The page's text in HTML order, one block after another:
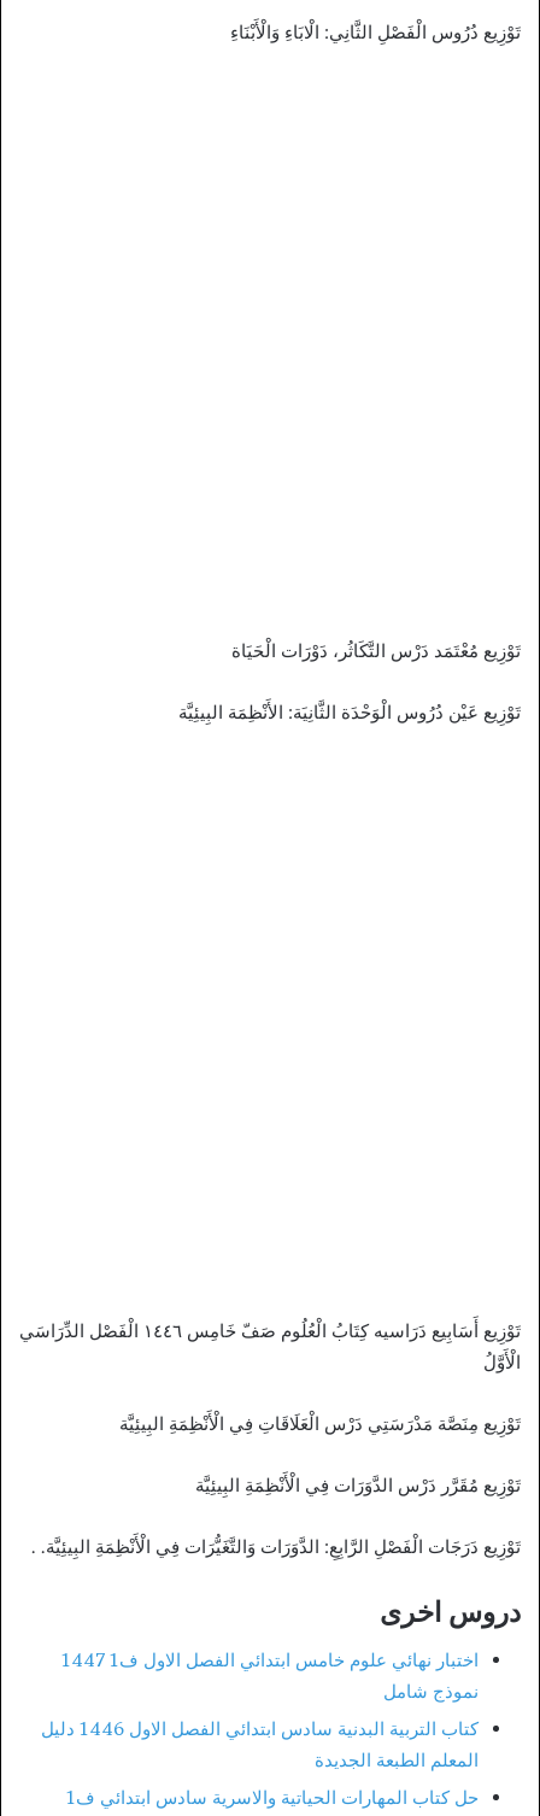
تَوْزِيع دُرُوس الْفَصْلِ الثَّانِي: الْابَاءِ وَالْأَبْنَاءِ
تَوْزِيع مُعْتَمَد دَرْس التَّكَاثُر، دَوْرَات الْحَيَاة
تَوْزِيع عَيْن دُرُوس الْوَحْدَة الثَّانِيَة: الأَنْظِمَة البِيئِيَّة
تَوْزِيع أَسَابِيع دَرَاسيه كِتَابُ الْعُلُوم صَفّ خَامِس ١٤٤٦ الْفَصْل الدِّرَاسَي
الْأَوَّلُ
تَوْزِيع مِنَصَّة مَدْرَسَتِي دَرْس الْعَلَاقَاتِ فِي الْأَنْظِمَةِ البِيئِيَّة
تَوْزِيع مُقَرَّر دَرْس الدَّوَرَات فِي الْأَنْظِمَةِ البِيئِيَّة
تَوْزِيع دَرَجَات الْفَصْلِ الرَّابِعِ: الدَّوَرَات وَالتَّغَيُّرَات فِي الْأَنْظِمَةِ البِيئِيَّة. .
دروس اخرى
اختبار نهائي علوم خامس ابتدائي الفصل الاول ف1 1447
نموذج شامل
كتاب التربية البدنية سادس ابتدائي الفصل الاول 1446 دليل
المعلم الطبعة الجديدة
حل كتاب المهارات الحياتية والاسرية سادس ابتدائي ف1